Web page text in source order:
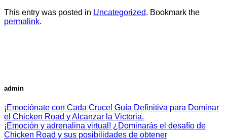
This entry was posted in Uncategorized. Bookmark the
permalink.
admin
¡Emociónate con Cada Cruce! Guía Definitiva para Dominar
el Chicken Road y Alcanzar la Victoria.
¡Emoción y adrenalina virtual! ¿Dominarás el desafío de
Chicken Road y sus posibilidades de obtener